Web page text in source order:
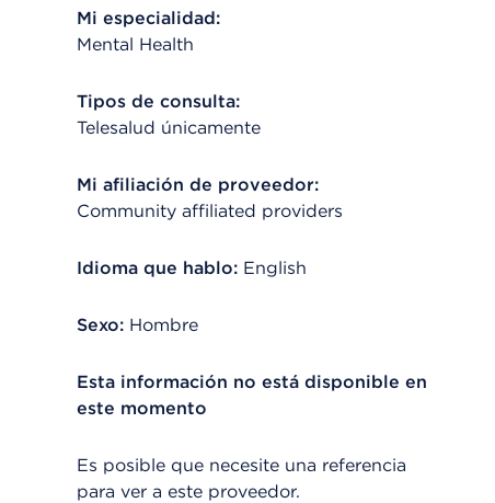
Mi especialidad:
Mental Health
Tipos de consulta:
Telesalud únicamente
Mi afiliación de proveedor:
Community affiliated providers
Idioma que hablo: English
Sexo: Hombre
Esta información no está disponible en
este momento
Es posible que necesite una referencia
para ver a este proveedor.